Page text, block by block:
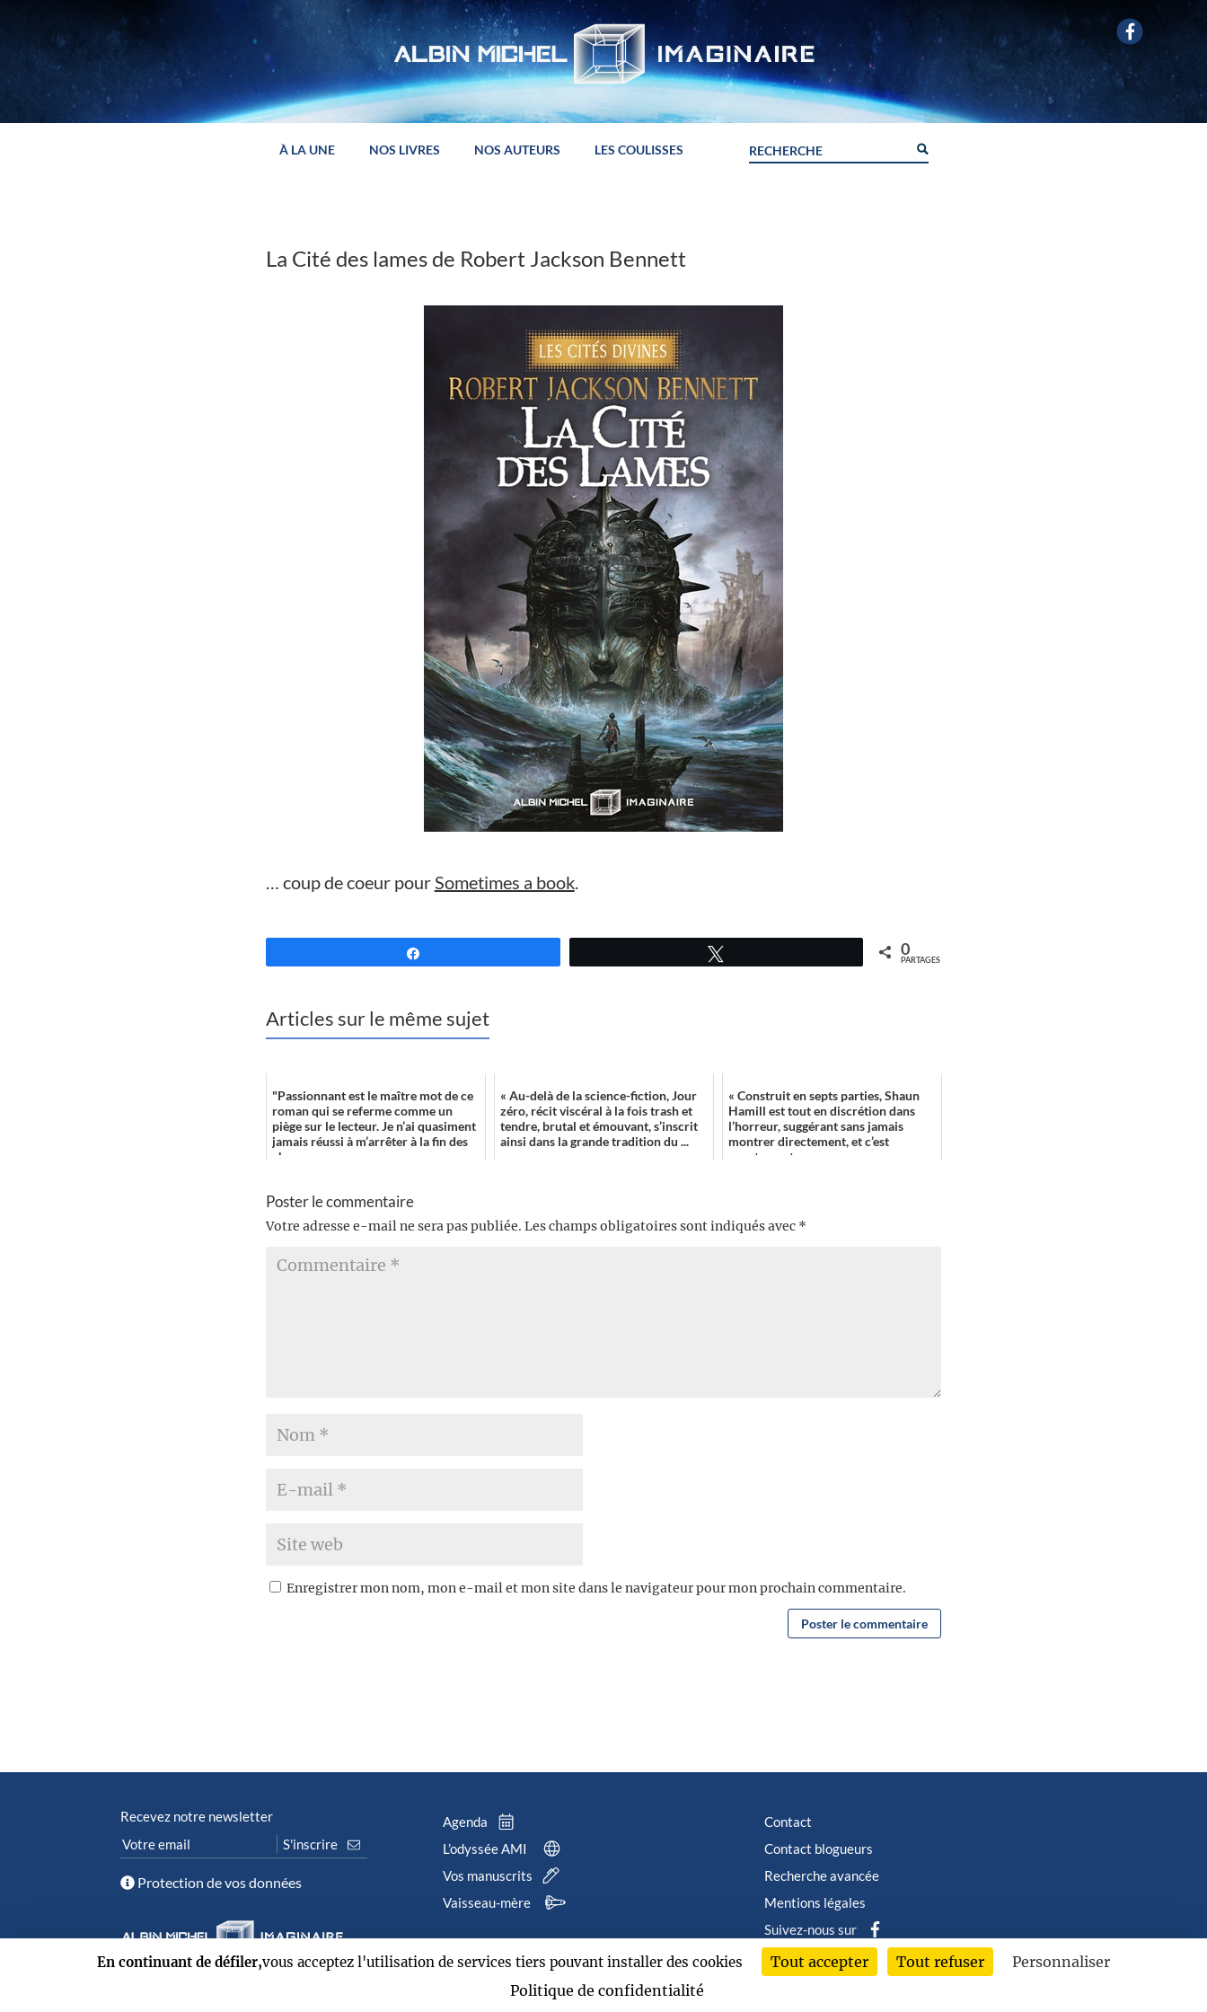
À LA UNE NOS LIVRES NOS AUTEURS LES COULISSES
La Cité des lames de Robert Jackson Bennett
… coup de coeur pourSometimes a book.
0
PARTAGES
Articles sur le même sujet
"Passionnant est le maître mot de ce
roman qui se referme comme un
piège sur le lecteur. Je n’ai quasiment
jamais réussi à m’arrêter à la fin des
chap...
« Au-delà de la science-fiction, Jour
zéro, récit viscéral à la fois trash et
tendre, brutal et émouvant, s’inscrit
ainsi dans la grande tradition du ...
« Construit en septs parties, Shaun
Hamill est tout en discrétion dans
l’horreur, suggérant sans jamais
montrer directement, et c’est
exactement ce qu...
Poster le commentaire
Votre adresse e-mail ne sera pas publiée. Les champs obligatoires sont indiqués avec *
Enregistrer mon nom, mon e-mail et mon site dans le navigateur pour mon prochain commentaire.
Recevez notre newsletter
Protection de vos données
Agenda
L’odyssée AMI
Vos manuscrits
Vaisseau-mère
Contact
Contact blogueurs
Recherche avancée
Mentions légales
Suivez-nous sur
2026 © Albin Michel Imaginaire - Tous droits réservés
En continuant de défiler,vous acceptez l'utilisation de services tiers pouvant installer des cookies Tout accepter Tout refuser
Personnaliser
Politique de confidentialité